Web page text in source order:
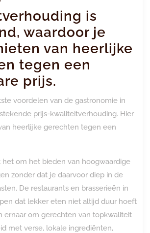
is
waardoor je
van heerlijke
tegen een
prijs.
voordelen van de gastronomie in
prijs-kwaliteitverhouding. Hier
heerlijke gerechten tegen een
het om het bieden van hoogwaardige
zonder dat je daarvoor diep in de
De restaurants en brasserieën in
dat lekker eten niet altijd duur hoeft
ernaar om gerechten van topkwaliteit
met verse, lokale ingrediënten,